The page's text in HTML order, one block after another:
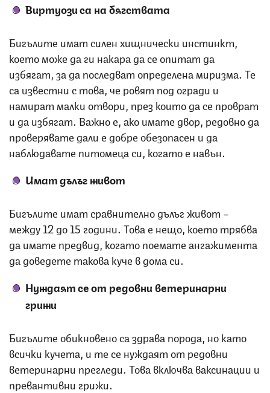
Виртуози са на бягствата
Бигълите имат силен хищнически инстинкт,
което може да ги накара да се опитат да
избягат, за да последват определена миризма. Те
са известни с това, че ровят под огради и
намират малки отвори, през които да се проврат
и да избягат. Важно е, ако имате двор, редовно да
проверявате дали е добре обезопасен и да
наблюдавате питомеца си, когато е навън.
Имат дълъг живот
Бигълите имат сравнително дълъг живот –
между 12 до 15 години. Това е нещо, което трябва
да имате предвид, когато поемате ангажимента
да доведете такова куче в дома си.
Нуждаят се от редовни ветеринарни
грижи
Бигълите обикновено са здрава порода, но като
всички кучета, и те се нуждаят от редовни
ветеринарни прегледи. Това включва ваксинации и
превантивни грижи.